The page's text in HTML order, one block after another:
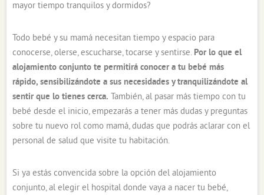
mayor tiempo tranquilos y dormidos?
Todo bebé y su mamá necesitan tiempo y espacio para
conocerse, olerse, escucharse, tocarse y sentirse. Por lo que el
alojamiento conjunto te permitirá conocer a tu bebé más
rápido, sensibilizándote a sus necesidades y tranquilizándote al
sentir que lo tienes cerca. También, al pasar más tiempo con tu
bebé desde el inicio, empezarás a tener más dudas y preguntas
sobre tu nuevo rol como mamá, dudas que podrás aclarar con el
personal de salud que visite tu habitación.
Si ya estás convencida sobre la opción del alojamiento
conjunto, al elegir el hospital donde vaya a nacer tu bebé,